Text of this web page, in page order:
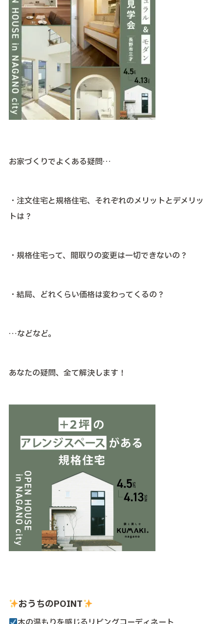
お家づくりでよくある疑問…
・注文住宅と規格住宅、それぞれのメリットとデメリッ
トは？
・規格住宅って、間取りの変更は一切できないの？
・結局、どれくらい価格は変わってくるの？
…などなど。
あなたの疑問、全て解決します！
おうちのPOINT